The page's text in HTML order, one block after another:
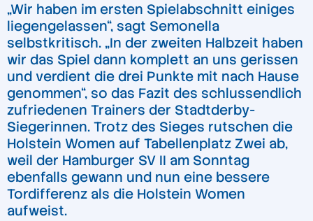
„Wir haben im ersten Spielabschnitt einiges
liegengelassen“, sagt Semonella
selbstkritisch. „In der zweiten Halbzeit haben
wir das Spiel dann komplett an uns gerissen
und verdient die drei Punkte mit nach Hause
genommen“, so das Fazit des schlussendlich
zufriedenen Trainers der Stadtderby-
Siegerinnen. Trotz des Sieges rutschen die
Holstein Women auf Tabellenplatz Zwei ab,
weil der Hamburger SV II am Sonntag
ebenfalls gewann und nun eine bessere
Tordifferenz als die Holstein Women
aufweist.